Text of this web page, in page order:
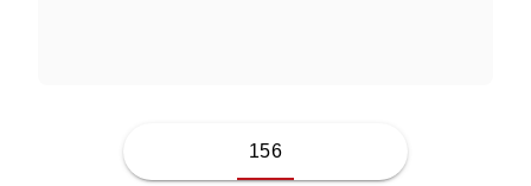
156